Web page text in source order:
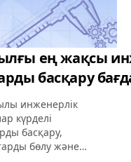
ең жақсы
басқару
инженерлік
күрделі
басқару,
бөлу және